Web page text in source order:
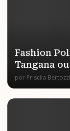
Fashion
Tangana
por Priscila Bertozzi